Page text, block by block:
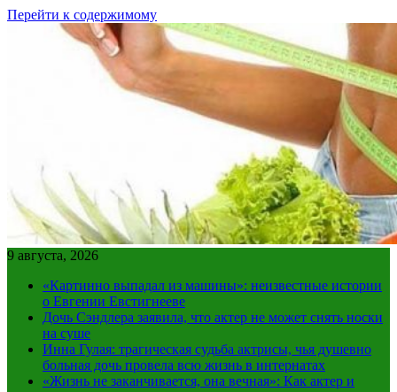
Перейти к содержимому
9 августа, 2026
«Картинно выпадал из машины»: неизвестные истории
о Евгении Евстигнееве
Дочь Сэндлера заявила, что актер не может снять носки
на суше
Инна Гулая: трагическая судьба актрисы, чья душевно
больная дочь провела всю жизнь в интернатах
«Жизнь не заканчивается, она вечная»: Как актер и